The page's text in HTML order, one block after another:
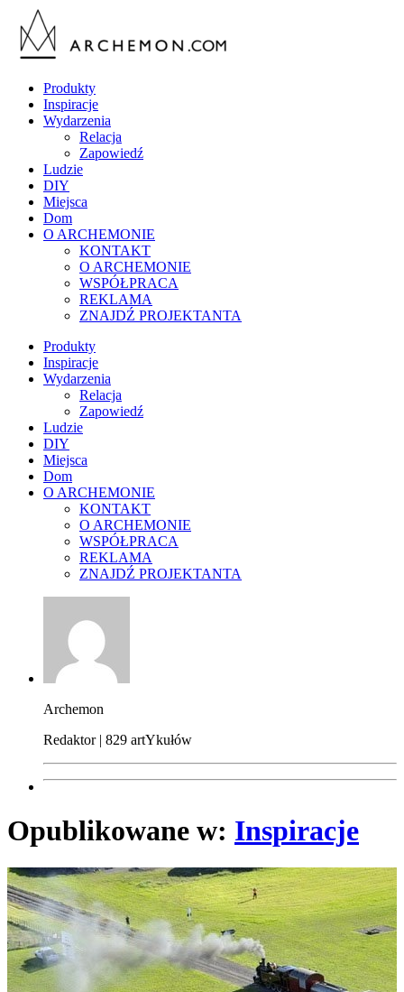
Produkty
Inspiracje
Wydarzenia
Relacja
Zapowiedź
Ludzie
DIY
Miejsca
Dom
O ARCHEMONIE
KONTAKT
O ARCHEMONIE
WSPÓŁPRACA
REKLAMA
ZNAJDŹ PROJEKTANTA
Produkty
Inspiracje
Wydarzenia
Relacja
Zapowiedź
Ludzie
DIY
Miejsca
Dom
O ARCHEMONIE
KONTAKT
O ARCHEMONIE
WSPÓŁPRACA
REKLAMA
ZNAJDŹ PROJEKTANTA
Archemon
Redaktor | 829 artYkułów
Opublikowane w: Inspiracje